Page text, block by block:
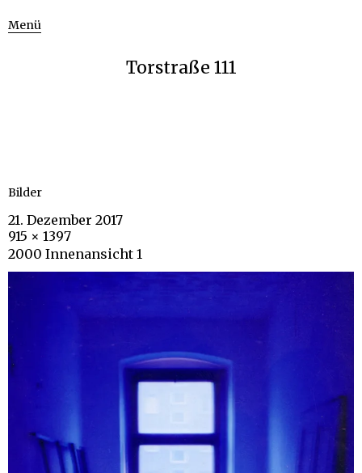
Menü
Torstraße 111
Bilder
21. Dezember 2017
915 × 1397
2000 Innenansicht 1